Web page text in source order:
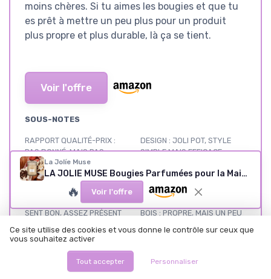
moins chères. Si tu aimes les bougies et que tu
es prêt à mettre un peu plus pour un produit
plus propre et plus durable, là ça se tient.
Voir l'offre
SOUS-NOTES
RAPPORT QUALITÉ-PRIX :
PAS DONNÉ, MAIS PAS
ABSURDE NON PLUS
★★★★★
★★★★★
DESIGN : JOLI POT, STYLE
SIMPLE MAIS EFFICACE
★★★★★
★★★★★
PARFUM VANILLE COCO : ÇA
SENT BON, ASSEZ PRÉSENT
★★★★★
★★★★★
MATÉRIAUX ET MÈCHE EN
BOIS : PROPRE, MAIS UN PEU
PACKAGING ET EXPÉRIENCE
CADEAU : PROPRE ET PRÊT À
PERFORMANCE ET DURÉE : ÇA
La Jolíe Muse
LA JOLIE MUSE Bougies Parfumées pour la Maison à la Vanille et Noix de Coco, à offrir, en Cire de Soja, Mèche en Bois, 550g 90 heures Vanille Coco
🔥 Voir l'offre
Ce site utilise des cookies et vous donne le contrôle sur ceux que
vous souhaitez activer
Tout accepter Personnaliser